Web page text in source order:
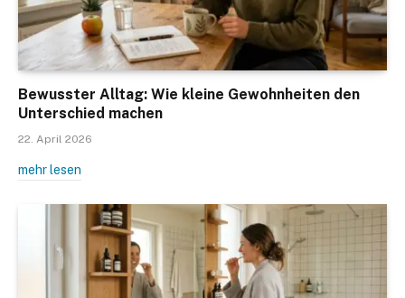
Bewusster Alltag: Wie kleine Gewohnheiten den
Unterschied machen
22. April 2026
mehr lesen